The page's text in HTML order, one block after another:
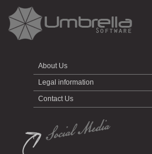
About Us
Legal information
Contact Us